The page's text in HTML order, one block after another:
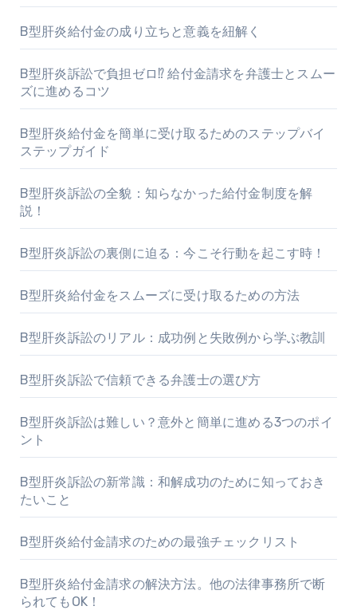
B型肝炎給付金の成り立ちと意義を紐解く
B型肝炎訴訟で負担ゼロ⁉ 給付金請求を弁護士とスムー
ズに進めるコツ
B型肝炎給付金を簡単に受け取るためのステップバイ
ステップガイド
B型肝炎訴訟の全貌：知らなかった給付金制度を解
説！
B型肝炎訴訟の裏側に迫る：今こそ行動を起こす時！
B型肝炎給付金をスムーズに受け取るための方法
B型肝炎訴訟のリアル：成功例と失敗例から学ぶ教訓
B型肝炎訴訟で信頼できる弁護士の選び方
B型肝炎訴訟は難しい？意外と簡単に進める3つのポイ
ント
B型肝炎訴訟の新常識：和解成功のために知っておき
たいこと
B型肝炎給付金請求のための最強チェックリスト
B型肝炎給付金請求の解決方法。他の法律事務所で断
られてもOK！